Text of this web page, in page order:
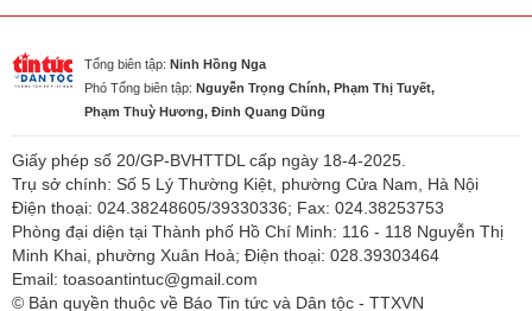
Tổng biên tập: Ninh Hồng Nga
Phó Tổng biên tập: Nguyễn Trọng Chính, Phạm Thị Tuyết,
Phạm Thuỳ Hương, Đinh Quang Dũng
Giấy phép số 20/GP-BVHTTDL cấp ngày 18-4-2025.
Trụ sở chính: Số 5 Lý Thường Kiệt, phường Cửa Nam, Hà Nội
Điện thoại: 024.38248605/39330336; Fax: 024.38253753
Phòng đại diện tại Thành phố Hồ Chí Minh: 116 - 118 Nguyễn Thị
Minh Khai, phường Xuân Hoà; Điện thoại: 028.39303464
Email: toasoantintuc@gmail.com
© Bản quyền thuộc về Báo Tin tức và Dân tộc - TTXVN